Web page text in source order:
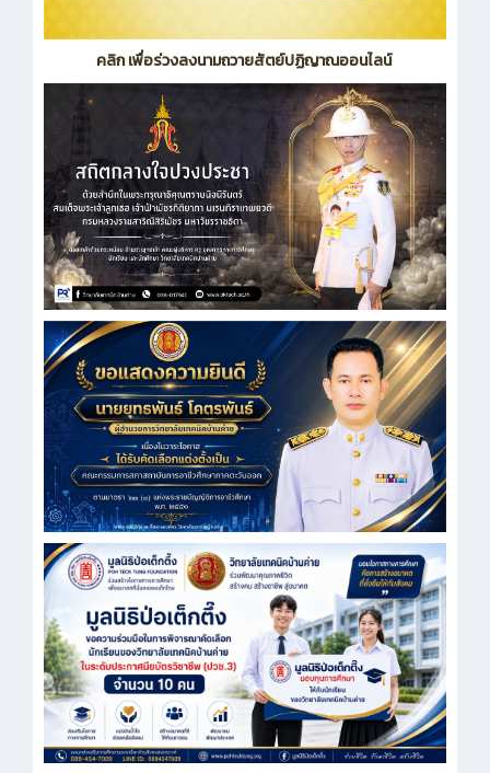
คลิก เพื่อร่วงลงนามถวายสัตย์ปฏิญาณออนไลน์